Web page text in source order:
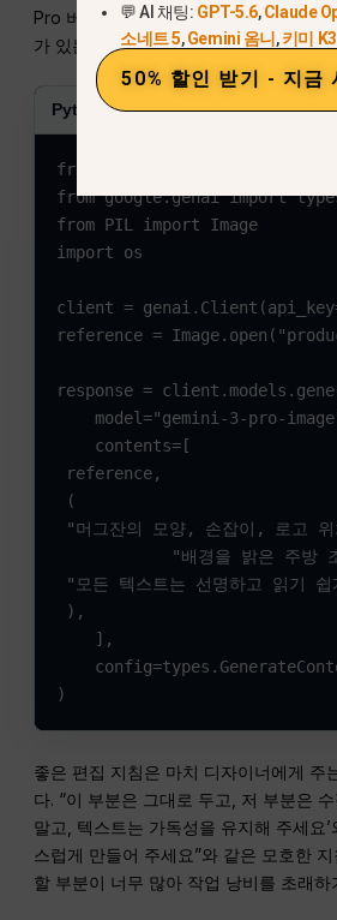
Pro 버전을 사용하기 위해 추가 설정을
가 있는지 판단하는 데 도움이 될 수 있
Python
from google import genai
from google.genai import
from PIL import Image
import os
client =
reference =
response =
model="gemini-3-pro-
    contents=[
reference,
(
"머그잔의 모양, 손잡이, 로고
"배경을 밝은 주방
"모든 텍스트는 선명하고 읽기
),
    ],
)
좋은 편집 지침은 마치 디자이너에게 주
다. “이 부분은 그대로 두고, 저 부분은
말고, 텍스트는 가독성을 유지해 주세요
스럽게 만들어 주세요”와 같은 모호한
할 부분이 너무 많아 작업 낭비를 초래하
💬 AI 채팅: GPT-5.6,Claude
소네트 5,Gemini 옴니 ,키미 K3
50% 할인 받기 - 지금